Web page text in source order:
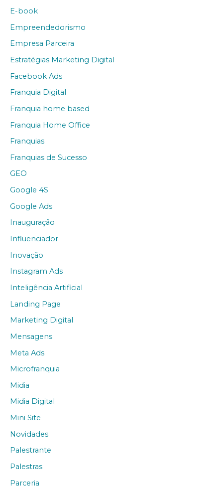
E-book
Empreendedorismo
Empresa Parceira
Estratégias Marketing Digital
Facebook Ads
Franquia Digital
Franquia home based
Franquia Home Office
Franquias
Franquias de Sucesso
GEO
Google 4S
Google Ads
Inauguração
Influenciador
Inovação
Instagram Ads
Inteligência Artificial
Landing Page
Marketing Digital
Mensagens
Meta Ads
Microfranquia
Midia
Midia Digital
Mini Site
Novidades
Palestrante
Palestras
Parceria